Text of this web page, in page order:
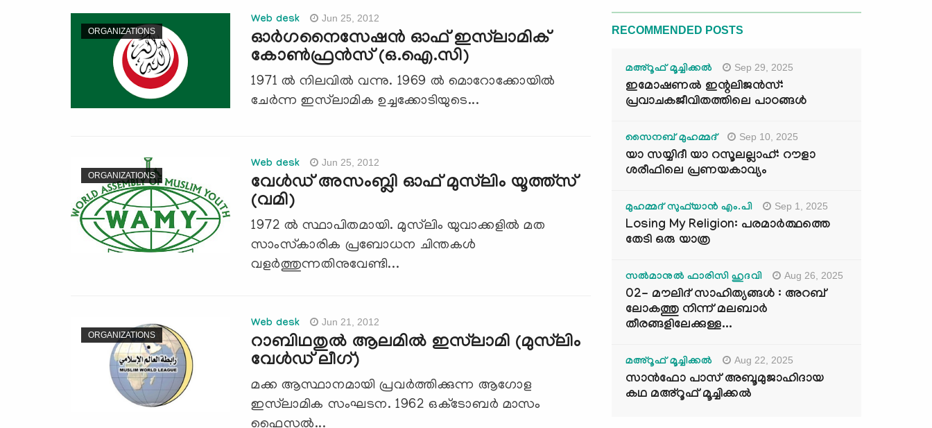
ORGANIZATIONS
Web desk Jun 25, 2012
ഓര്‍ഗനൈസേഷന്‍ ഓഫ് ഇസ്‌ലാമിക്
കോണ്‍ഫ്രന്‍സ് (ഒ.ഐ.സി)
1971 ല്‍ നിലവില്‍ വന്നു. 1969 ല്‍ മൊറോക്കോയില്‍
ചേര്‍ന്ന ഇസ്‌ലാമിക ഉച്ചക്കോടിയുടെ...
ORGANIZATIONS
Web desk Jun 25, 2012
വേള്‍ഡ് അസംബ്ലി ഓഫ് മുസ്‌ലിം യൂത്ത്‌സ്
(വമി)
1972 ല്‍ സ്ഥാപിതമായി. മുസ്‌ലിം യുവാക്കളില്‍ മത
സാംസ്‌കാരിക പ്രബോധന ചിന്തകള്‍
വളര്‍ത്തുന്നതിനുവേണ്ടി...
ORGANIZATIONS
Web desk Jun 21, 2012
റാബിഥതുല്‍ ആലമില്‍ ഇസ്‌ലാമി (മുസ്‌ലിം
വേള്‍ഡ് ലീഗ്)
മക്ക ആസ്ഥാനമായി പ്രവര്‍ത്തിക്കുന്ന ആഗോള
ഇസ്‌ലാമിക സംഘടന. 1962 ഒക്‌ടോബര്‍ മാസം
ഫൈസല്‍...
RECOMMENDED POSTS
മഅ്റൂഫ് മൂച്ചിക്കല്‍ Sep 29, 2025
ഇമോഷണൽ ഇന്റലിജൻസ്:
പ്രവാചകജീവിതത്തിലെ പാഠങ്ങൾ
സൈനബ് മുഹമ്മദ് Sep 10, 2025
യാ സയ്യിദീ യാ റസൂലല്ലാഹ്: റൗളാ
ശരീഫിലെ പ്രണയകാവ്യം
മുഹമ്മദ് സുഫ്‌യാൻ എം.പി Sep 1, 2025
Losing My Religion: പരമാർത്ഥത്തെ
തേടി ഒരു യാത്ര
സൽമാനുൽ ഫാരിസി ഹുദവി Aug 26, 2025
02- മൗലിദ് സാഹിത്യങ്ങൾ : അറബ്
ലോകത്തു നിന്ന് മലബാർ
തീരങ്ങളിലേക്കുള്ള...
മഅ്റൂഫ് മൂച്ചിക്കല്‍ Aug 22, 2025
സാൻഫോ പാസ് അബൂമുജാഹിദായ
കഥ മഅ്റൂഫ് മൂച്ചിക്കല്‍